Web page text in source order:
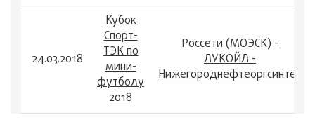
24.03.2018
Кубок
Спорт-
ТЭК по
мини-
футболу
2018
Россети (МОЭСК) -
ЛУКОЙЛ -
Нижегороднефтеоргсинтез